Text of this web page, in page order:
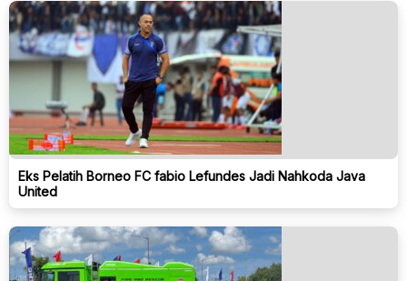
Eks Pelatih Borneo FC fabio Lefundes Jadi Nahkoda Java
United